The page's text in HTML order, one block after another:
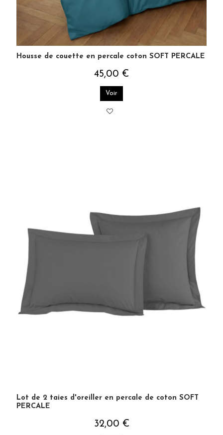
Housse de couette en percale coton SOFT PERCALE
45,00 €
Voir
Lot de 2 taies d'oreiller en percale de coton SOFT
PERCALE
32,00 €